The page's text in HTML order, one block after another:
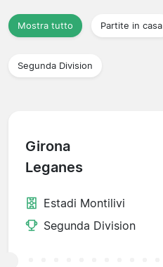
Mostra tutto Partite in casa
Segunda Division
Girona
Leganes
Estadi Montilivi
Segunda Division